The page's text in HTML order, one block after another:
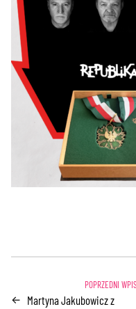
← Martyna Jakubowicz z